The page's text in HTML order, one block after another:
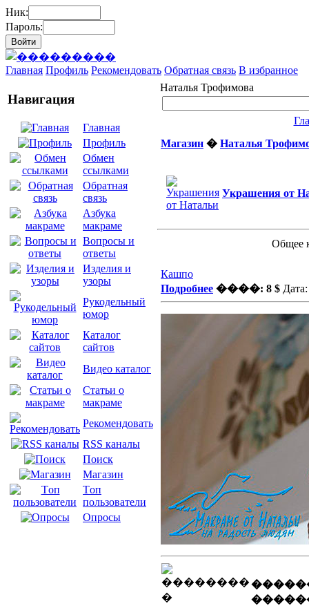
Ник:
Пароль:
Главная Профиль Рекомендовать Обратная связь В избранное
Навигация
Главная
Профиль
Обмен
ссылками
Обратная
связь
Азбука
макраме
Вопросы и
ответы
Изделия и
узоры
Рукодельный
юмор
Каталог
сайтов
Видео каталог
Статьи о
макраме
Рекомендовать
RSS каналы
Поиск
Магазин
Tоп
пользователи
Опросы
Наталья Трофимова
Магазин � Наталья
Украшения от
Общее
Кашпо
Подробнее ����: 8 $